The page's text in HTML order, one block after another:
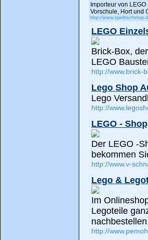
Importeur von
Vorschule, Hort und
http://
LEGO
Brick-Box,
LEGO
http://www.brick-
Lego Shop
Lego
http://
LEGO -
Der LEGO -
bekommen
http://www.v-
Lego &
Im
Legoteile
http://